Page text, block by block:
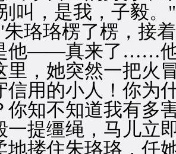
叫，是我，子毅。"
珞楞了楞，接着
——真来了……他
她突然一把火冒
信用的小人！你为
你知不知道我有多
提缰绳，马儿立
住朱珞珞，任她